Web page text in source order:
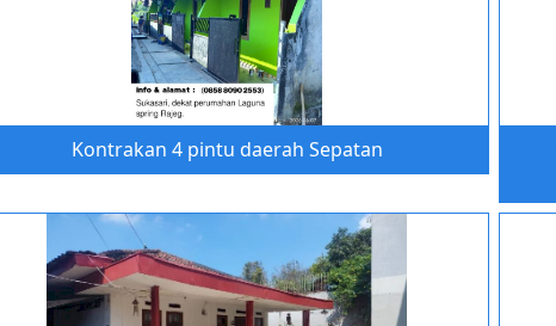
Kontrakan 4 pintu daerah Sepatan